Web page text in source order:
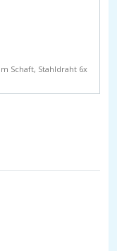
Schaft, Stahldraht 6x